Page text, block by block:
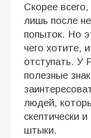
Скорее
лишь после
попыток. Но
чего хотите,
отступать. У
полезные
людей,
скептически
штыки.